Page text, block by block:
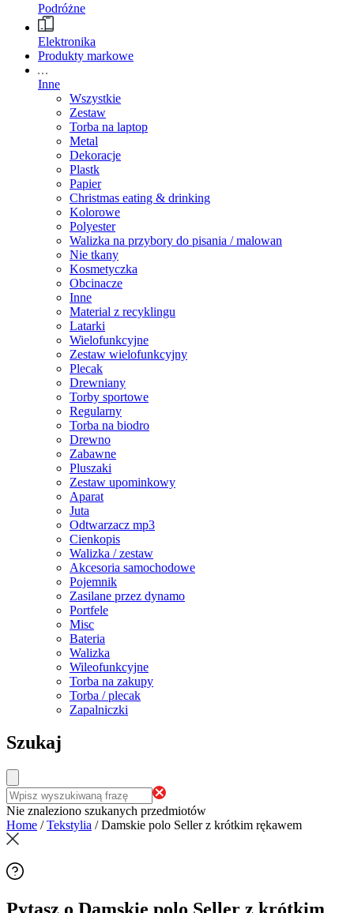
Podróżne
Elektronika
Produkty markowe
Inne
Wszystkie
Zestaw
Torba na laptop
Metal
Dekoracje
Plastk
Papier
Christmas eating & drinking
Kolorowe
Polyester
Walizka na przybory do pisania / malowan
Nie tkany
Kosmetyczka
Obcinacze
Inne
Material z recyklingu
Latarki
Wielofunkcyjne
Zestaw wielofunkcyjny
Plecak
Drewniany
Torby sportowe
Regularny
Torba na biodro
Drewno
Zabawne
Pluszaki
Zestaw upominkowy
Aparat
Juta
Odtwarzacz mp3
Cienkopis
Walizka / zestaw
Akcesoria samochodowe
Pojemnik
Zasilane przez dynamo
Portfele
Misc
Bateria
Walizka
Wileofunkcyjne
Torba na zakupy
Torba / plecak
Zapalniczki
Szukaj
Nie znaleziono szukanych przedmiotów
Home /Tekstylia /Damskie polo Seller z krótkim rękawem